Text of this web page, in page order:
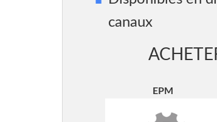
canaux
EPM